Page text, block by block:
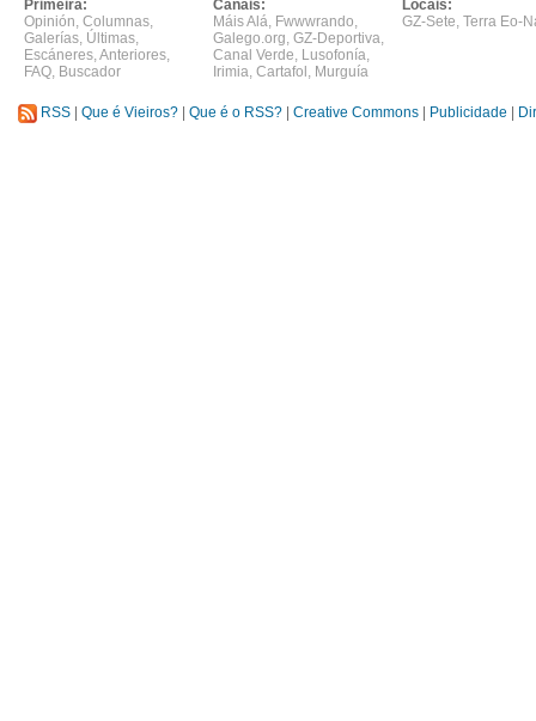
Primeira:
Opinión, Columnas,
Galerías, Últimas,
Escáneres,Anteriores,
FAQ, Buscador
Canais:
Máis Alá, Fwwwrando,
Galego.org, GZ-Deportiva,
Canal Verde, Lusofonía,
Irimia, Cartafol , Murguía
Locais:
GZ-Sete, Terra Eo-
RSS Que é Vieiros? Que é o RSS? Creative Commons Publicidade